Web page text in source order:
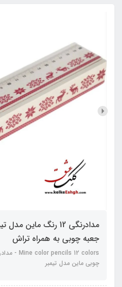
جعبه چوبی به همراه تراش
چوبی ماین مدل تیمبر